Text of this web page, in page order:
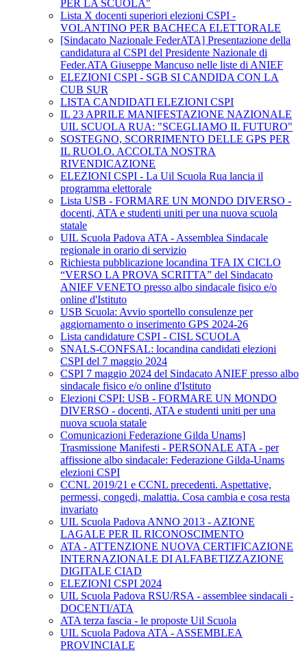
PER LA SCUOLA"
Lista X docenti superiori elezioni CSPI -
VOLANTINO PER BACHECA ELETTORALE
[Sindacato Nazionale FederATA] Presentazione della
candidatura al CSPI del Presidente Nazionale di
Feder.ATA Giuseppe Mancuso nelle liste di ANIEF
ELEZIONI CSPI - SGB SI CANDIDA CON LA
CUB SUR
LISTA CANDIDATI ELEZIONI CSPI
IL 23 APRILE MANIFESTAZIONE NAZIONALE
UIL SCUOLA RUA: "SCEGLIAMO IL FUTURO"
SOSTEGNO, SCORRIMENTO DELLE GPS PER
IL RUOLO. ACCOLTA NOSTRA
RIVENDICAZIONE
ELEZIONI CSPI - La Uil Scuola Rua lancia il
programma elettorale
Lista USB - FORMARE UN MONDO DIVERSO -
docenti, ATA e studenti uniti per una nuova scuola
statale
UIL Scuola Padova ATA - Assemblea Sindacale
regionale in orario di servizio
Richiesta pubblicazione locandina TFA IX CICLO
“VERSO LA PROVA SCRITTA” del Sindacato
ANIEF VENETO presso albo sindacale fisico e/o
online d'Istituto
USB Scuola: Avvio sportello consulenze per
aggiornamento o inserimento GPS 2024-26
Lista candidature CSPI - CISL SCUOLA
SNALS-CONFSAL: locandina candidati elezioni
CSPI del 7 maggio 2024
CSPI 7 maggio 2024 del Sindacato ANIEF presso albo
sindacale fisico e/o online d'Istituto
Elezioni CSPI: USB - FORMARE UN MONDO
DIVERSO - docenti, ATA e studenti uniti per una
nuova scuola statale
Comunicazioni Federazione Gilda Unams]
Trasmissione Manifesti - PERSONALE ATA - per
affissione albo sindacale: Federazione Gilda-Unams
elezioni CSPI
CCNL 2019/21 e CCNL precedenti. Aspettative,
permessi, congedi, malattia. Cosa cambia e cosa resta
invariato
UIL Scuola Padova ANNO 2013 - AZIONE
LAGALE PER IL RICONOSCIMENTO
ATA - ATTENZIONE NUOVA CERTIFICAZIONE
INTERNAZIONALE DI ALFABETIZZAZIONE
DIGITALE CIAD
ELEZIONI CSPI 2024
UIL Scuola Padova RSU/RSA - assemblee sindacali -
DOCENTI/ATA
ATA terza fascia - le proposte Uil Scuola
UIL Scuola Padova ATA - ASSEMBLEA
PROVINCIALE